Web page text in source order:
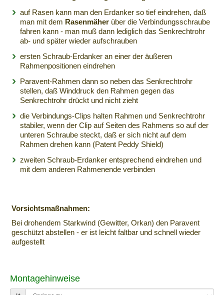
auf Rasen kann man den Erdanker so tief eindrehen, daß
man mit dem Rasenmäher über die Verbindungsschraube
fahren kann - man muß dann lediglich das Senkrechtrohr
ab- und später wieder aufschrauben
ersten Schraub-Erdanker an einer der äußeren
Rahmenpositionen eindrehen
Paravent-Rahmen dann so neben das Senkrechtrohr
stellen, daß Winddruck den Rahmen gegen das
Senkrechtrohr drückt und nicht zieht
die Verbindungs-Clips halten Rahmen und Senkrechtrohr
stabiler, wenn der Clip auf Seiten des Rahmens so auf der
unteren Schraube steckt, daß er sich nicht auf dem
Rahmen drehen kann (Patent Peddy Shield)
zweiten Schraub-Erdanker entsprechend eindrehen und
mit dem anderen Rahmenende verbinden
Vorsichtsmaßnahmen:
Bei drohendem Starkwind (Gewitter, Orkan) den Paravent
geschützt abstellen - er ist leicht faltbar und schnell wieder
aufgestellt
Montagehinweise